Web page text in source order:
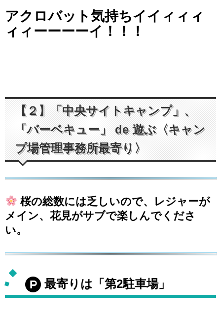
アクロバット気持ちイイィィィ
ィィーーーーイ！！！
【２】「中央サイトキャンプ」、
「バーベキュー」 de 遊ぶ〈キャン
プ場管理事務所最寄り〉
桜の総数には乏しいので、レジャーが
メイン、花見がサブで楽しんでくださ
い。
最寄りは「第2駐車場」